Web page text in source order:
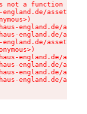
not a function
assets/
england.de/
england.de/
assets/
england.de/
england.de/
england.de/
england.de/